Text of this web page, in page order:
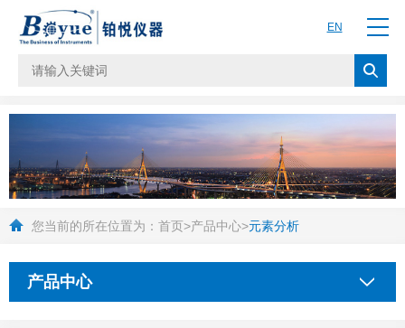
EN
您当前的所在位置为： 首页>产品中心>元素分析
产品中心